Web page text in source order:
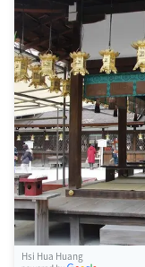
Hsi Hua Huang